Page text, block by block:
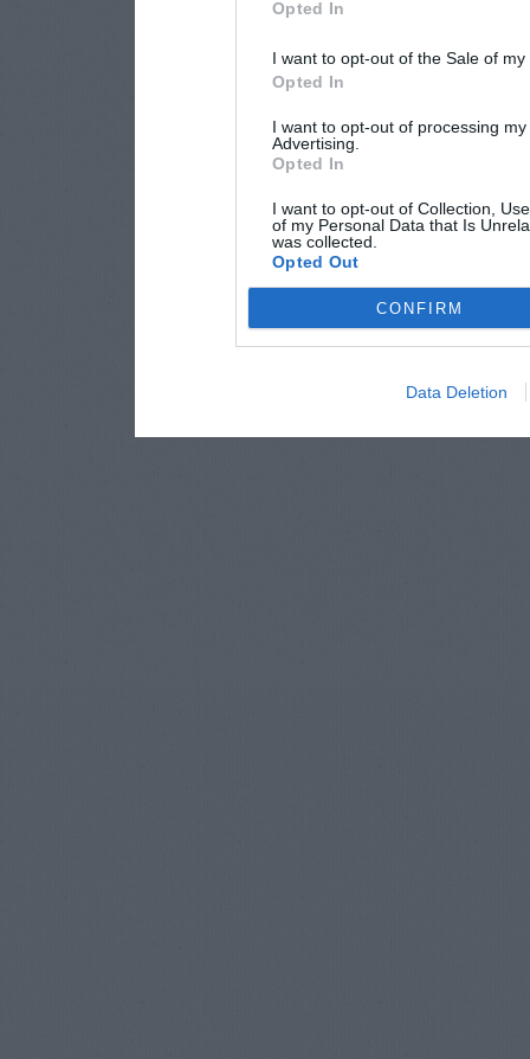
Opted In
I want to opt-out of the Sale of
Opted In
I want to opt-out of processing
Advertising.
Opted In
I want to opt-out of Collection,
of my Personal Data that Is
was collected.
Opted Out
CONFIRM
Data Deletion